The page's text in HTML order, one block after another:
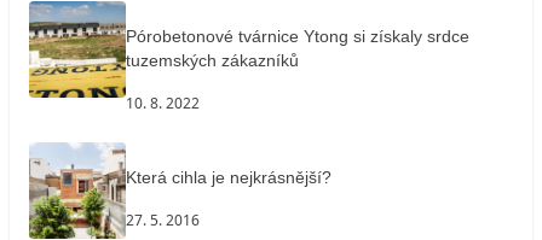
Pórobetonové tvárnice Ytong si získaly srdce
tuzemských zákazníků
10. 8. 2022
Která cihla je nejkrásnější?
27. 5. 2016